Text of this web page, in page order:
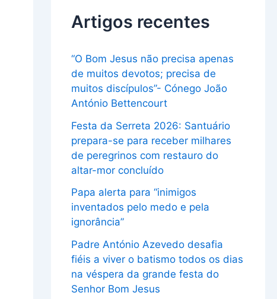
Artigos recentes
“O Bom Jesus não precisa apenas
de muitos devotos; precisa de
muitos discípulos”- Cónego João
António Bettencourt
Festa da Serreta 2026: Santuário
prepara-se para receber milhares
de peregrinos com restauro do
altar-mor concluído
Papa alerta para “inimigos
inventados pelo medo e pela
ignorância”
Padre António Azevedo desafia
fiéis a viver o batismo todos os dias
na véspera da grande festa do
Senhor Bom Jesus